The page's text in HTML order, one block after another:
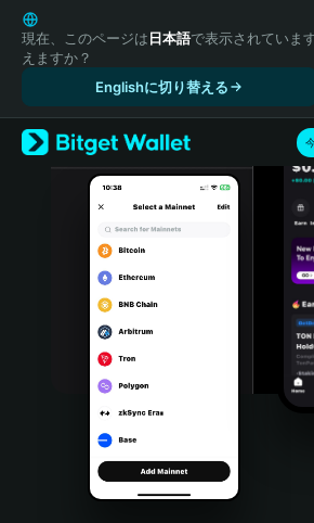
English
日本語
Tiếng Việt
Español (Latinoamérica)
Türkçe
Italiano
Português (Portugal)
Bahasa Indonesia
Português (Brasil)
Español (Argentina)
現在、このページは日本語で表示されています
えますか？
Englishに切り替える